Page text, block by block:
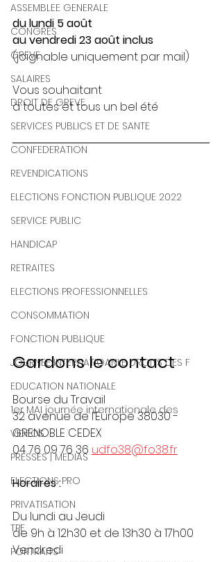
ASSEMBLEE GENERALE
CONGRES
GREVE
SALAIRES
DROIT DE GREVE
SERVICES PUBLICS ET DE SANTE
CONFEDERATION
REVENDICATIONS
ELECTIONS FONCTION PUBLIQUE 2022
SERVICE PUBLIC
HANDICAP
RETRAITES
ELECTIONS PROFESSIONNELLES
CONSOMMATION
FONCTION PUBLIQUE
JOURNEE INTERNATIOANLE DROITS DES F
EDUCATION NATIONALE
1er MAI journée internationale des
VIDEOS
PRESSES | MEDIAS
ELECTIONS PRO
PRIVATISATION
TPE
PORTRAITS
du lundi 5 août
au vendredi 23 août inclus
(joignable uniquement par mail)
Vous souhaitant
à toutes et tous un bel été
Gardons le contact
Bourse du Travail
32 avenue de l’Europe 38030 -
GRENOBLE CEDEX
04 76 09 76 36 udfo38@fo38.fr
Horaires :
Du lundi au Jeudi
de 9h à 12h30 et de 13h30 à 17h00
Vendredi